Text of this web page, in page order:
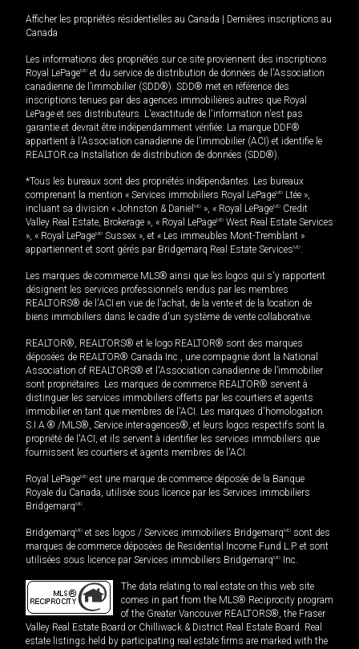
Afficher les propriétés résidentielles au Canada
Dernières inscriptions au
Canada
Les informations des propriétés sur ce site proviennent des inscriptions
Royal LePageMD et du service de distribution de données de l'Association
canadienne de l’immobilier (SDD®). SDD® met en référence des
inscriptions tenues par des agences immobilières autres que Royal
LePage et ses distributeurs. L'exactitude de l'information n'est pas
garantie et devrait être indépendamment vérifiée. La marque DDF®
appartient à l'Association canadienne de l’immobilier (ACI) et identifie le
REALTOR.ca Installation de distribution de données (SDD®).
*Tous les bureaux sont des propriétés indépendantes. Les bureaux
comprenant la mention « Services immobiliers Royal LePageMD Ltée »,
incluant sa division « Johnston & Daniel MD », « Royal LePageMD Credit
Valley Real Estate, Brokerage », « Royal LePageMD West Real Estate Services
», « Royal LePageMD Sussex », et « Les immeubles Mont-Tremblant »
appartiennent et sont gérés par Bridgemarq Real Estate ServicesMD.
Les marques de commerce MLS® ainsi que les logos qui s'y rapportent
désignent les services professionnels rendus par les membres
REALTORS® de l'ACI en vue de l'achat, de la vente et de la location de
biens immobiliers dans le cadre d'un système de vente collaborative.
REALTOR®, REALTORS® et le logo REALTOR® sont des marques
déposées de REALTOR® Canada Inc., une compagnie dont la National
Association of REALTORS® et l'Association canadienne de l’immobilier
sont propriétaires. Les marques de commerce REALTOR® servent à
distinguer les services immobiliers offerts par les courtiers et agents
immobilier en tant que membres de l'ACI. Les marques d'homologation
S.I.A.® /MLS®, Service inter-agences®, et leurs logos respectifs sont la
propriété de l'ACI, et ils servent à identifier les services immobiliers que
fournissent les courtiers et agents membres de l'ACI.
Royal LePageMD est une marque de commerce déposée de la Banque
Royale du Canada, utilisée sous licence par les Services immobiliers
BridgemarqMD.
BridgemarqMD et ses logos / Services immobiliers BridgemarqMD sont des
marques de commerce déposées de Residential Income Fund L.P. et sont
utilisées sous licence par Services immobiliers BridgemarqMD Inc.
The data relating to real estate on this web site
comes in part from the MLS® Reciprocity program
of the Greater Vancouver REALTORS®, the Fraser
Valley Real Estate Board or Chilliwack & District Real Estate Board. Real
estate listings held by participating real estate firms are marked with the